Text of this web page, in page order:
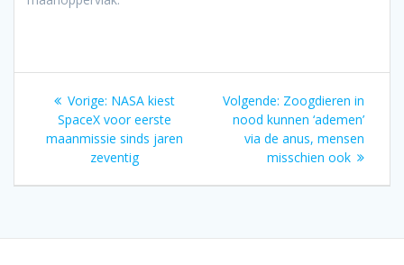
Bericht
navigatie
Vorige: Vorig
bericht:
NASA kiest
SpaceX voor eerste
maanmissie sinds jaren
zeventig
Volgende: Volgend
bericht:
Zoogdieren in
nood kunnen ‘ademen’
via de anus, mensen
misschien ook